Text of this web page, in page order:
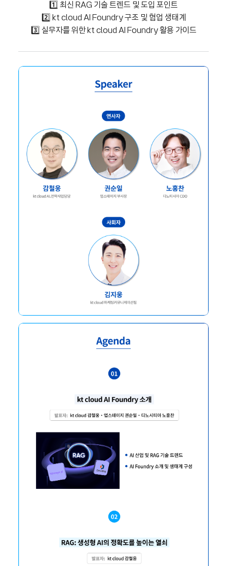
1️⃣ 최신 RAG 기술 트렌드 및 도입 포인트
2️⃣ kt cloud AI Foundry 구조 및 협업 생태계
3️⃣ 실무자를 위한 kt cloud AI Foundry 활용 가이드